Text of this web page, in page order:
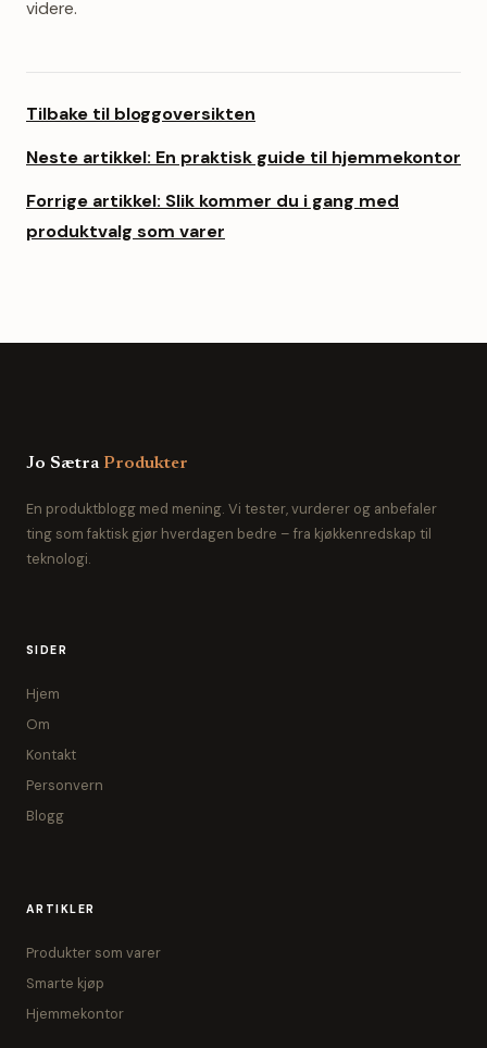
videre.
Tilbake til bloggoversikten
Neste artikkel: En praktisk guide til hjemmekontor
Forrige artikkel: Slik kommer du i gang med
produktvalg som varer
Jo Sætra Produkter
En produktblogg med mening. Vi tester, vurderer og anbefaler
ting som faktisk gjør hverdagen bedre – fra kjøkkenredskap til
teknologi.
SIDER
Hjem
Om
Kontakt
Personvern
Blogg
ARTIKLER
Produkter som varer
Smarte kjøp
Hjemmekontor